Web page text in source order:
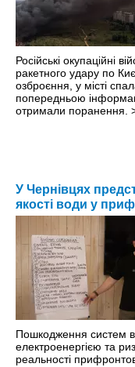
Російські окупаційні
ракетного удару по
озброєння, у місті
попередньою
отримали поранення.
У Чернівцях
якості води у
Пошкодження систем
електроенергією та
реальності